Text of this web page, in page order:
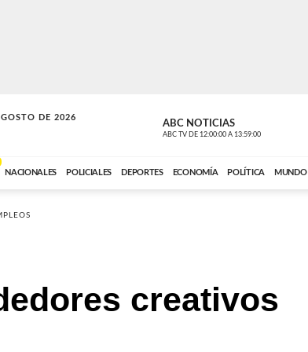
DE 2026
LA TARDE ABC NOTICIAS
ABC TV DE 12:00:00 A 13:59:00
NACIONALES POLICIALES DEPORTES ECONOMÍA POLÍTICA MUNDO
creativos